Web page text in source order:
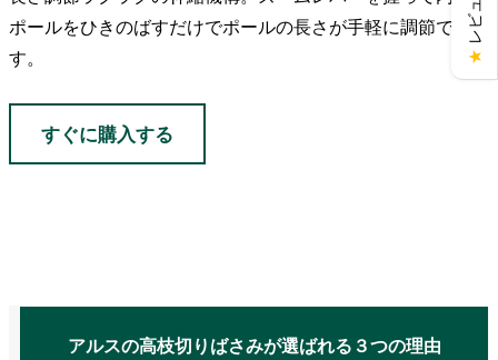
ポールをひきのばすだけでポールの長さが手軽に調節できま
す。
すぐに購入する
アルスの高枝切りばさみが選ばれる３つの理由
★